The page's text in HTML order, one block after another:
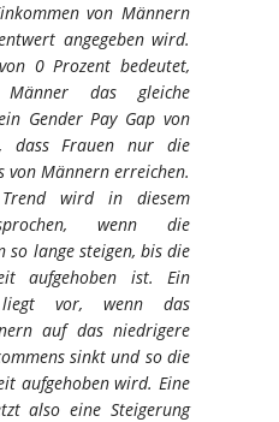
von Männern
angegeben wird.
0 Prozent bedeutet,
das gleiche
Gender Pay Gap von
dass Frauen nur die
von Männern erreichen.
wird in diesem
wenn die
so lange steigen, bis die
aufgehoben ist. Ein
liegt vor, wenn das
auf das niedrigere
sinkt und so die
aufgehoben wird. Eine
also eine Steigerung